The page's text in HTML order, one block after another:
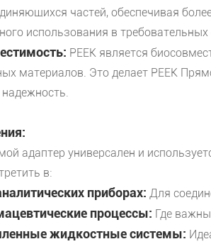
частей, обеспечивая
использования в
PEEK является
материалов. Это делает PEEK
адаптер универсален и
в:
приборах: Для
процессы: Где важны
жидкостные системы: